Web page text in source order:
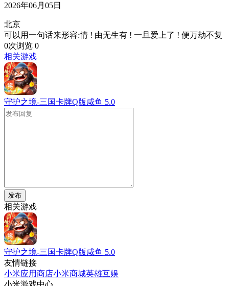
2026年06月05日
北京
可以用一句话来形容:情 ! 由无生有 ! 一旦爱上了 ! 便万劫不复
0次浏览 0
相关游戏
守护之境-三国卡牌Q版咸鱼 5.0
发布
相关游戏
守护之境-三国卡牌Q版咸鱼 5.0
友情链接
小米应用商店小米商城英雄互娱
小米游戏中心